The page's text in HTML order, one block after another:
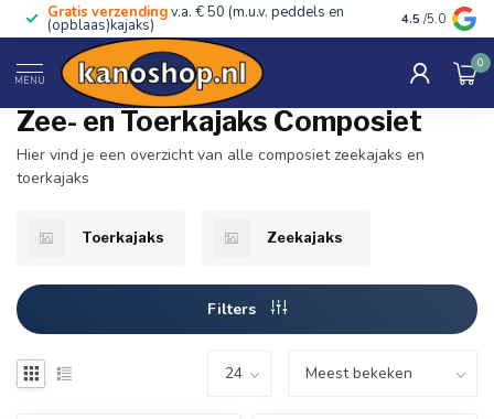
Gratis verzendingv.a. € 50 (m.u.v. peddels en
(opblaas)kajaks) Advies van
4.5 /5.0
MENU
0
Home / Kano's, kajaks & SUP's / Zee- en Toerkajaks Composiet
Zee- en Toerkajaks Composiet
Hier vind je een overzicht van alle composiet zeekajaks en
toerkajaks
Toerkajaks Zeekajaks
Filters